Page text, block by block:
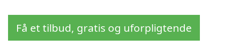
Få et tilbud, gratis og uforpligtende